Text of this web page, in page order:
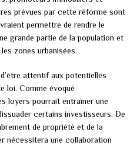
prévues par cette réforme sont
permettre de rendre le
grande partie de la population et
zones urbanisées.
attentif aux potentielles
loi. Comme évoqué
loyers pourrait entraîner une
certains investisseurs. De
de propriété et de la
nécessitera une collaboration